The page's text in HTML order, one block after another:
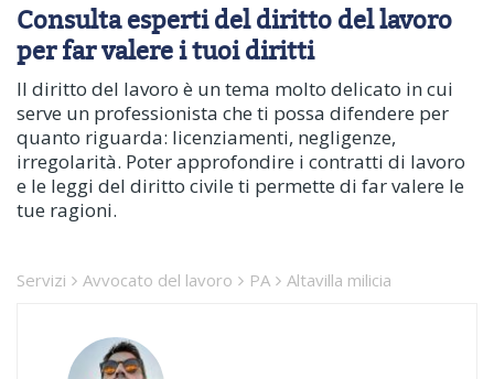
Consulta esperti del diritto del lavoro
per far valere i tuoi diritti
Il diritto del lavoro è un tema molto delicato in cui
serve un professionista che ti possa difendere per
quanto riguarda: licenziamenti, negligenze,
irregolarità. Poter approfondire i contratti di lavoro
e le leggi del diritto civile ti permette di far valere le
tue ragioni.
Servizi Avvocato del lavoro PA Altavilla milicia